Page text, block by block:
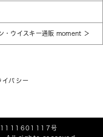
・ウイスキー通販 moment
号